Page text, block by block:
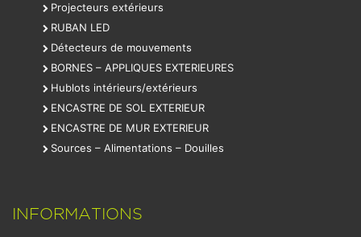
Projecteurs extérieurs
RUBAN LED
Détecteurs de mouvements
BORNES – APPLIQUES EXTERIEURES
Hublots intérieurs/extérieurs
ENCASTRE DE SOL EXTERIEUR
ENCASTRE DE MUR EXTERIEUR
Sources – Alimentations – Douilles
INFORMATIONS